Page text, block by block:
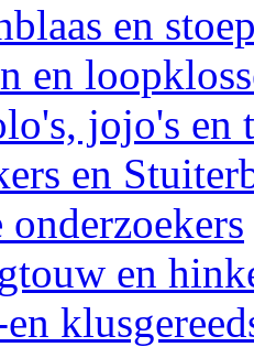
en
en
jojo's en
en
onderzoekers
en